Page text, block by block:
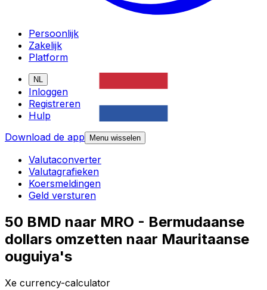
Persoonlijk
Zakelijk
Platform
NL
Inloggen
Registreren
Hulp
Download de app
Menu wisselen
Valutaconverter
Valutagrafieken
Koersmeldingen
Geld versturen
50 BMD naar MRO - Bermudaanse
dollars omzetten naar Mauritaanse
ouguiya's
Xe currency-calculator